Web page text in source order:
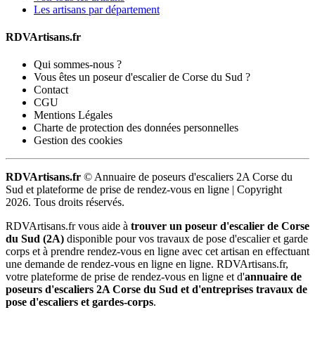
Les artisans par département
RDVArtisans.fr
Qui sommes-nous ?
Vous êtes un poseur d'escalier de Corse du Sud ?
Contact
CGU
Mentions Légales
Charte de protection des données personnelles
Gestion des cookies
RDVArtisans.fr © Annuaire de poseurs d'escaliers 2A Corse du
Sud et plateforme de prise de rendez-vous en ligne | Copyright
2026. Tous droits réservés.
RDVArtisans.fr vous aide à trouver un poseur d'escalier de Corse
du Sud (2A) disponible pour vos travaux de pose d'escalier et garde
corps et à prendre rendez-vous en ligne avec cet artisan en effectuant
une demande de rendez-vous en ligne en ligne. RDVArtisans.fr,
votre plateforme de prise de rendez-vous en ligne et d'annuaire de
poseurs d'escaliers 2A Corse du Sud et d'entreprises travaux de
pose d'escaliers et gardes-corps.